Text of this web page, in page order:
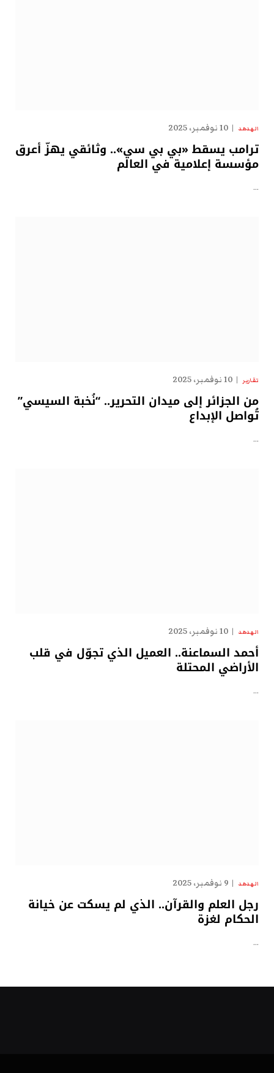
الهدهد 10 نوفمبر، 2025
ترامب يسقط «بي بي سي».. وثائقي يهزّ أعرق
مؤسسة إعلامية في العالم
…
تقارير 10 نوفمبر، 2025
من الجزائر إلى ميدان التحرير.. “نُخبة السيسي”
تُواصل الإبداع
…
الهدهد 10 نوفمبر، 2025
أحمد السماعنة.. العميل الذي تجوّل في قلب
الأراضي المحتلة
…
الهدهد 9 نوفمبر، 2025
رجل العلم والقرآن.. الذي لم يسكت عن خيانة
الحكام لغزة
…